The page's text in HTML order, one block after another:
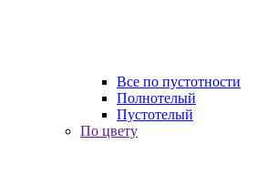
Все по пустотности
Полнотелый
Пустотелый
По цвету